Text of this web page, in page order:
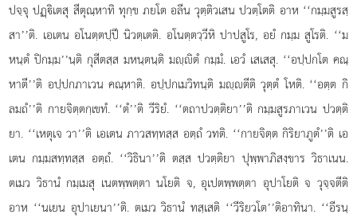
ปจฺจุ ปฏฺิเตสุ สีตุณฺหาทิ ทุกฺข ภยโต อลีน วุตฺติวเสน ปวตฺโตติ อาห ‘‘กมฺมสูรสฺ
สา’’ติ. เอเตน อโนตฺตปฺปึ นิวตฺเตติ. อโนตฺตวฺวีหิ ปาปสูโร, อยํ กมฺม สูโรติ. ‘‘ม
หนฺตํ ปิกมฺม’’นฺติ กุสีตสฺส มหนฺตนฺติ มฺิตํ กมฺมํ. เอวํ เสเสสุ. ‘‘อปฺปกโต คณฺ
หาตี’’ติ อปฺปกภาเวน คณฺหาติ. อปฺปกเมวิทนฺติ มฺตีติ วุตฺตํ โหติ. ‘‘อตฺต กิ
ลมถํ’’ติ กายจิตฺตกฺเขทํ. ‘‘ตํ’’ติ วีริยํ. ‘‘ตถาปวตฺติยา’’ติ กมฺมสูรภาเวน ปวตฺติ
ยา. ‘‘เหตุเจ วา’’ติ เอเตน ภาวสทฺทสฺส อตฺถํ วทติ. ‘‘กายจิตฺต กิริยาภูตํ’’ติ เอ
เตน กมฺมสทฺทสฺส อตฺถํ. ‘‘วิธินา’’ติตสฺส ปวตฺติยา ปุพฺพาภิสงฺขาร วิธาเนน.
ตเมว วิธานํ กมฺเมสุ เนตพฺพตฺตา นโยติ จ, อุเปตพฺพตฺตา อุปาโยติ จ วุจฺจตีติ
อาห ‘‘นเยน อุปาเยนา’’ติ. ตเมว วิธานํ ทสฺเสติ ‘‘วีริยวโต’’ติอาทินา. ‘‘อีรนฺ